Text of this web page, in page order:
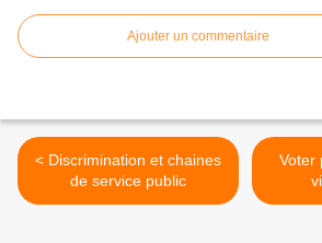
Ajouter un commentaire
< Discrimination et chaines
de service public
Voter